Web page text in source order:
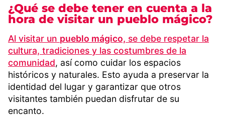
¿Qué se debe tener en cuenta a la
hora de visitar un pueblo mágico?
Al visitar un pueblo mágico, se debe respetar la
cultura, tradiciones y las costumbres de la
comunidad, así como cuidar los espacios
históricos y naturales. Esto ayuda a preservar la
identidad del lugar y garantizar que otros
visitantes también puedan disfrutar de su
encanto.